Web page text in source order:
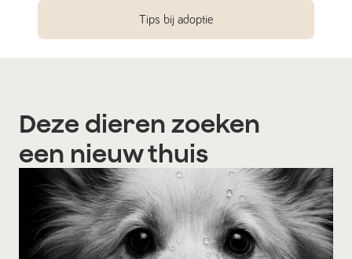
Tips bij adoptie
Deze dieren zoeken
een nieuw thuis